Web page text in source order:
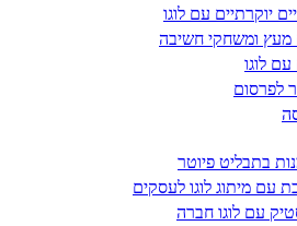
יוקרתיים עם לוגו
מעץ ומשחקי חשיבה
לוגו
לפרסום
בתבליט פיוטר
עם מיתוג לוגו לעסקים
עם לוגו חברה